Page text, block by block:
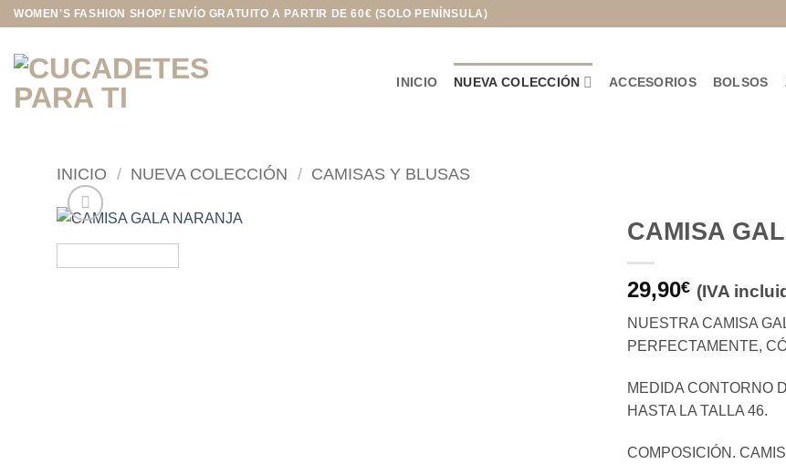
Saltar
contenido
WOMEN'S FASHION SHOP/ ENVÍO GRATUITO A PARTIR DE 60€ (SOLO PENÍNSULA)
INICIO NUEVA COLECCIÓN ACCESORIOS BOLSOS
INICIO / NUEVA COLECCIÓN / CAMISAS Y BLUSAS
CAMISA
29,90€ (IVA
NUESTRA CAMISA
PERFECTAMENTE,
MEDIDA CONTORNO
HASTA LA TALLA 46.
COMPOSICIÓN.